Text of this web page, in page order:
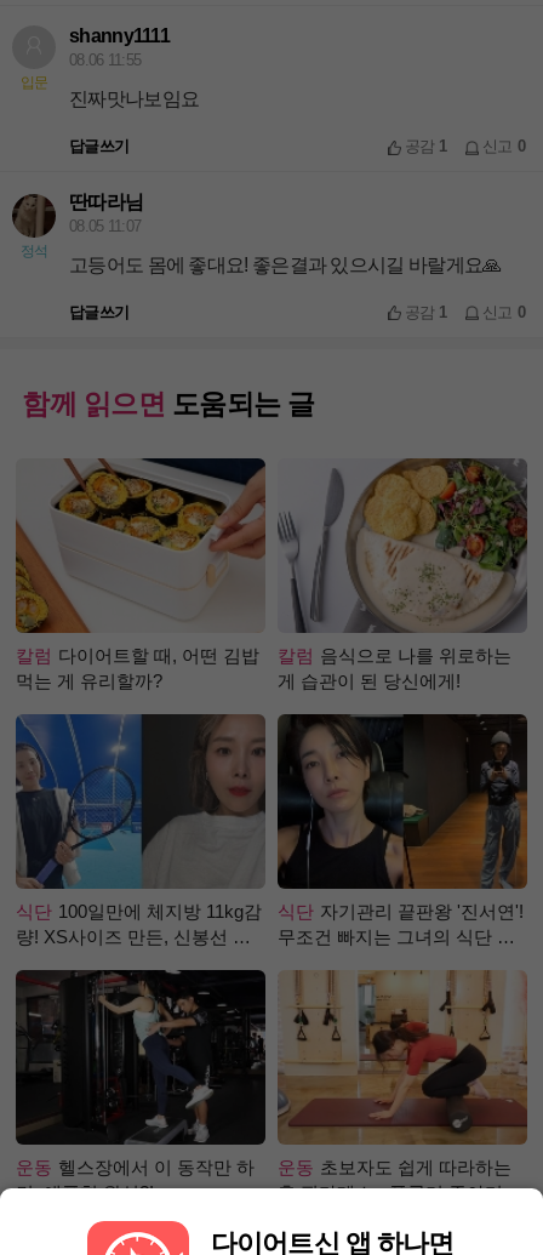
입문
shanny1111
08.06 11:55
진짜맛나보임요
답글쓰기 공감 1 신고 0
정석
딴따라님
08.05 11:07
고등어도 몸에 좋대요! 좋은결과 있으시길 바랄게요🙏
답글쓰기 공감 1 신고 0
함께 읽으면 도움되는 글
칼럼 다이어트할 때, 어떤 김밥
먹는 게 유리할까?
칼럼 음식으로 나를 위로하는
게 습관이 된 당신에게!
식단 100일만에 체지방 11kg감
량! XS사이즈 만든, 신봉선 식
식단 자기관리 끝판왕 '진서연'!
무조건 빠지는 그녀의 식단 정
운동 헬스장에서 이 동작만 하
면, 애플힙 완성?!
운동 초보자도 쉽게 따라하는
홈 필라테스 - 폼롤러 종아리 알
다이어트신 앱 하나면